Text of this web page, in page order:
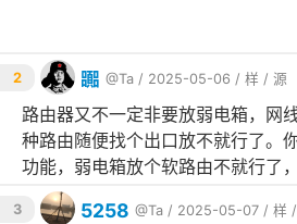
2 嚻 @Ta / 2025-05-06 / 样 / 源
路由器又不一定非要放弱电箱，网
种路由随便找个出口放不就行了。
功能，弱电箱放个软路由不就行了
3 5258 @Ta / 2025-05-07 / 样 /